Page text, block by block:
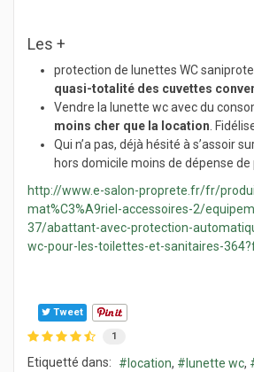
Les +
protection de lunettes WC
quasi-totalité des cuvettes
Vendre la lunette wc avec du
moins cher que la location.
Qui n’a pas, déjà hésité à s’assoir
hors domicile moins de dépense de
http://www.e-salon-proprete.fr/fr/
mat%C3%A9riel-accessoires-2/
37/abattant-avec-protection-
wc-pour-les-toilettes-et-sanitaires-
Tweet
1
Etiquetté dans: location lunette wc